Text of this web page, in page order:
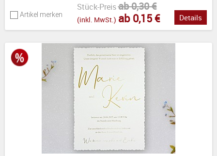
Artikel merken
Stück-Preisab 0,30 €
(inkl. MwSt.) ab 0,15 € Details